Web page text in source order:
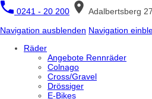
0241 - 20 200
Adalbertsberg
Navigation ausblenden Navigation
Räder
Angebote Rennräder
Colnago
Cross/Gravel
Drössiger
E-Bikes